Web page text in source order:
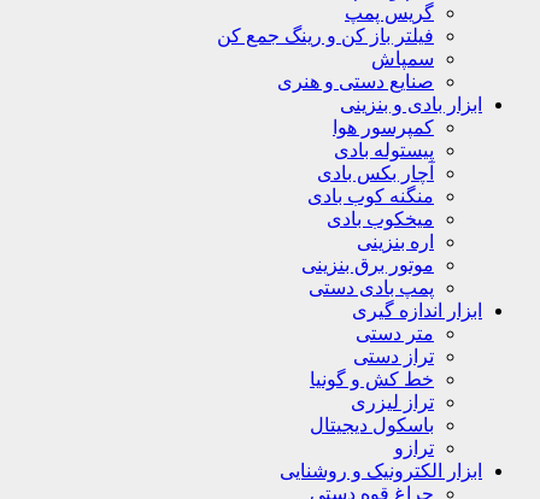
گریس پمپ
فیلتر باز کن و رینگ جمع کن
سمپاش
صنایع دستی و هنری
ابزار بادی و بنزینی
کمپرسور هوا
پیستوله بادی
آچار بکس بادی
منگنه کوب بادی
میخکوب بادی
اره بنزینی
موتور برق بنزینی
پمپ بادی دستی
ابزار اندازه گیری
متر دستی
تراز دستی
خط کش و گونیا
تراز لیزری
باسکول دیجیتال
ترازو
ابزار الکترونیک و روشنایی
چراغ قوه دستی